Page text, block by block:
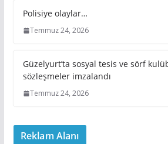
Polisiye olaylar…
Temmuz 24, 2026
Güzelyurt’ta sosyal tesis ve sörf
sözleşmeler imzalandı
Temmuz 24, 2026
Reklam Alanı